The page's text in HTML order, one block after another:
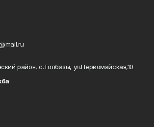
район, с.Толбазы, ул.Первомайская,10